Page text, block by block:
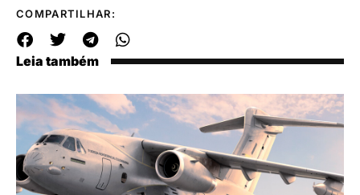
COMPARTILHAR:
Leia também